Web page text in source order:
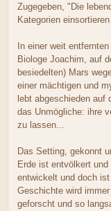
Zugegeben, "Die
Kategorien
In einer weit
Biologe Joachim, auf
besiedelten) Mars
einer mächtigen und
lebt abgeschieden auf
das Unmögliche: ihre
zu lassen...
Das Setting, gekonnt
Erde ist entvölkert
entwickelt und doch
Geschichte wird
geforscht und so